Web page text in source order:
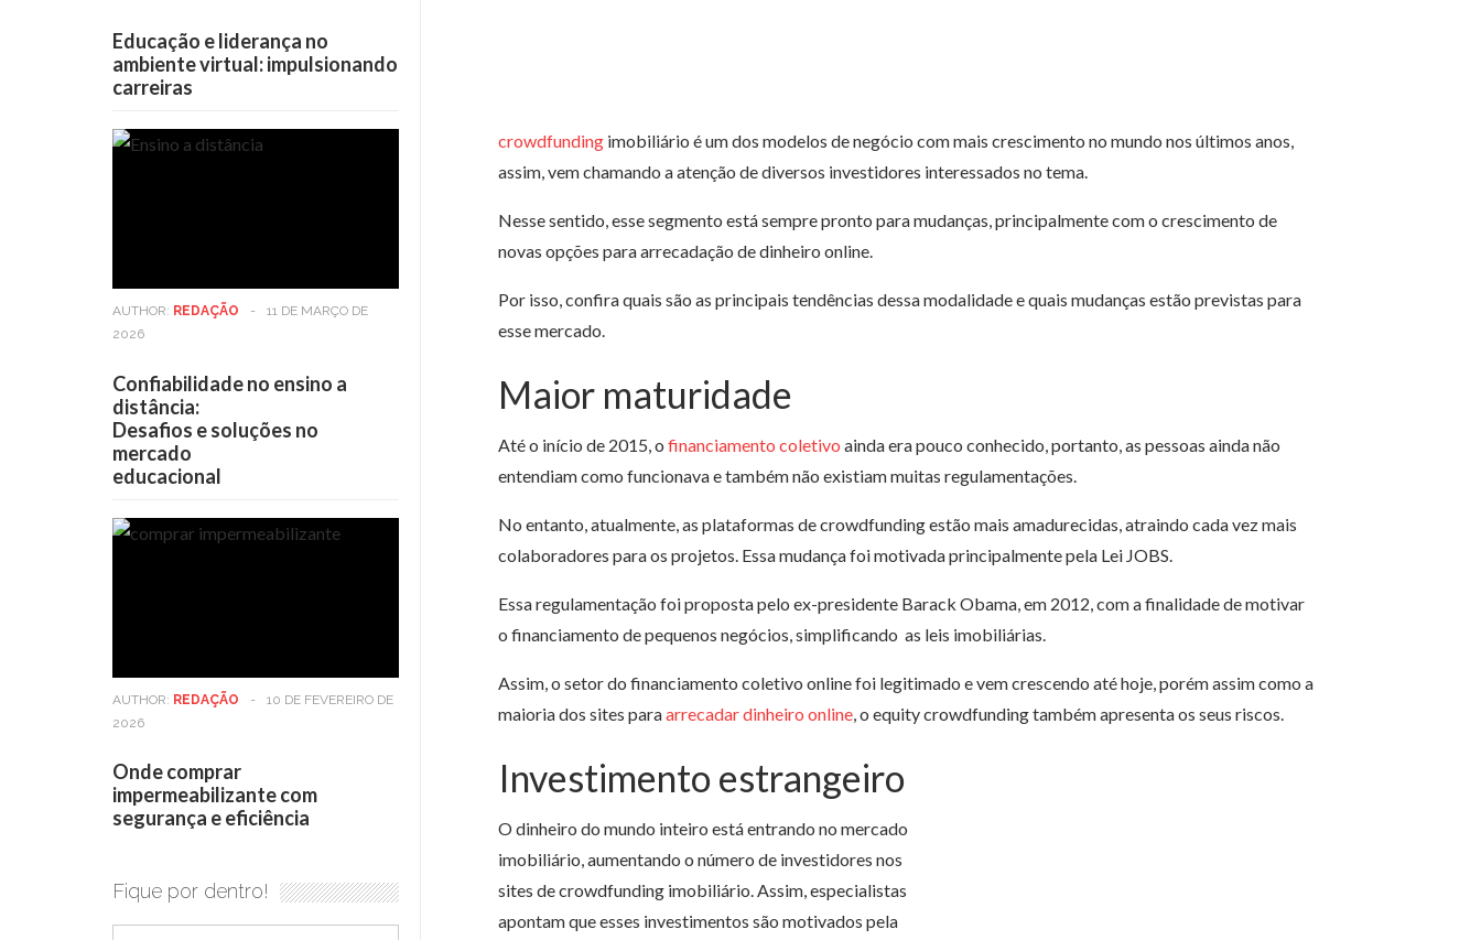
crowdfunding imobiliário é um dos modelos de negócio com mais crescimento no mundo nos últimos anos,
assim, vem chamando a atenção de diversos investidores interessados no tema.
Nesse sentido, esse segmento está sempre pronto para mudanças, principalmente com o crescimento de
novas opções para arrecadação de dinheiro online.
Por isso, confira quais são as principais tendências dessa modalidade e quais mudanças estão previstas para
esse mercado.
Maior maturidade
Até o início de 2015, o financiamento coletivo ainda era pouco conhecido, portanto, as pessoas ainda não
entendiam como funcionava e também não existiam muitas regulamentações.
No entanto, atualmente, as plataformas de crowdfunding estão mais amadurecidas, atraindo cada vez mais
colaboradores para os projetos. Essa mudança foi motivada principalmente pela Lei JOBS.
Essa regulamentação foi proposta pelo ex-presidente Barack Obama, em 2012, com a finalidade de motivar
o financiamento de pequenos negócios, simplificando as leis imobiliárias.
Assim, o setor do financiamento coletivo online foi legitimado e vem crescendo até hoje, porém assim como a
maioria dos sites paraarrecadar dinheiro online, o equity crowdfunding também apresenta os seus riscos.
Investimento estrangeiro
O dinheiro do mundo inteiro está entrando no mercado
imobiliário, aumentando o número de investidores nos
sites de crowdfunding imobiliário. Assim, especialistas
apontam que esses investimentos são motivados pela
Educação e liderança no
ambiente virtual: impulsionando
carreiras
AUTHOR: REDAÇÃO -
11 DE MARÇO DE
2026
Confiabilidade no ensino a
distância:
Desafios e soluções no
mercado
educacional
AUTHOR: REDAÇÃO -
10 DE FEVEREIRO DE
2026
Onde comprar
impermeabilizante com
segurança e eficiência
Fique por dentro!